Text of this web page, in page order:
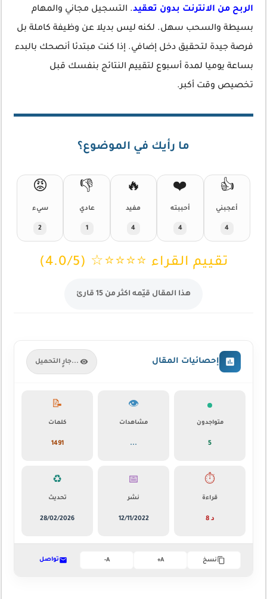
الربح من الانترنت بدون تعقيد. التسجيل مجاني والمهام
بسيطة والسحب سهل. لكنه ليس بديلا عن وظيفة كاملة بل
فرصة جيدة لتحقيق دخل إضافي. إذا كنت مبتدئا أنصحك بالبدء
بساعة يوميا لمدة أسبوع لتقييم النتائج بنفسك قبل
تخصيص وقت أكبر.
ما رأيك في الموضوع؟
👍
أعجبني
4
❤️
أحببته
4
🔥
مفيد
4
👎
عادي
1
😡
سيء
2
تقييم القراء ⭐⭐⭐⭐☆ (4.0/5)
هذا المقال قيّمه اكثر من 15 قارئ
إحصائيات المقال جارٍ التحميل...
متواجدون
4
👁️
مشاهدات
...
📝
كلمات
1491
⏱️
قراءة
8 د
📅
نشر
12/11/2022
♻️
تحديث
28/02/2026
نسخ A+
A- تواصل